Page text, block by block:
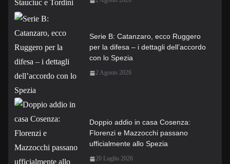
Serie B: Catanzaro, ecco Ruggero
per la difesa – i dettagli dell’accordo
con lo Spezia
2 Agosto 2026
Doppio addio in casa Cosenza:
Florenzi e Mazzocchi passano
ufficialmente allo Spezia
20 Luglio 2026